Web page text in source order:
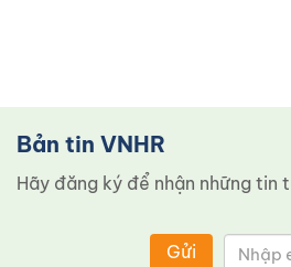
Bản tin VNHR
Hãy đăng ký để nhận những tin
Gửi